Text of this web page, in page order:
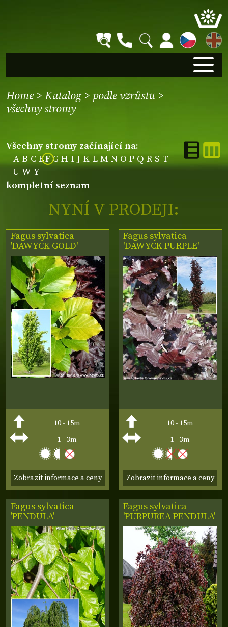
EN
Home > Katalog> podle vzrůstu >
všechny stromy
všechny stromy začínající na:
A B C EFG H I J K L M N O P Q R S T
U W Y
kompletní seznam
NYNÍ V PRODEJI:
Fagus sylvatica
'DAWYCK GOLD'
10 - 15m
1 - 3m
Zobrazit informace a ceny
Fagus sylvatica
'DAWYCK PURPLE'
10 - 15m
1 - 3m
Zobrazit informace a ceny
Fagus sylvatica
'PENDULA'
Fagus sylvatica
'PURPUREA PENDULA'